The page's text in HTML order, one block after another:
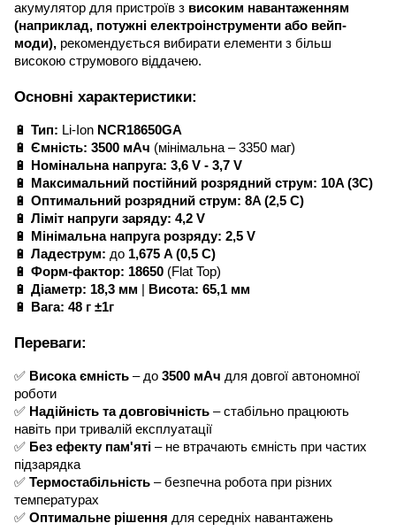
акумулятор для пристроїв з високим навантаженням
(наприклад, потужні електроінструменти або вейп-
моди), рекомендується вибирати елементи з більш
високою струмового віддачею.
Основні характеристики:
🔋 Тип: Li-Ion NCR18650GA
🔋 Ємність: 3500 мАч (мінімальна – 3350 маг)
🔋
Номінальна напруга: 3,6 V - 3,7 V
🔋
Максимальний постійний розрядний струм: 10A (3C)
🔋 Оптимальний розрядний струм: 8A (2,5 C)
🔋 Ліміт напруги заряду: 4,2 V
🔋
Мінімальна напруга розряду: 2,5 V
🔋 Ладеструм: до 1,675 A (0,5 C)
🔋 Форм-фактор: 18650 (Flat Top)
🔋 Діаметр: 18,3 мм Висота: 65,1 мм
🔋
Вага: 48 г ±1г
Переваги:
✅ Висока ємність – до 3500 мАч для довгої автономної
роботи
✅ Надійність та довговічність – стабільно працюють
навіть при тривалій експлуатації
✅ Без ефекту пам'яті – не втрачають ємність при частих
підзарядка
✅ Термостабільність – безпечна робота при різних
температурах
✅ Оптимальне рішення для середніх навантажень